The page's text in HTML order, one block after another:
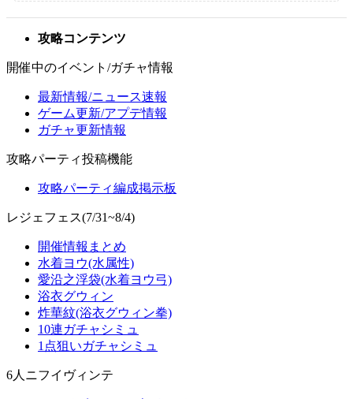
攻略コンテンツ
開催中のイベント/ガチャ情報
最新情報/ニュース速報
ゲーム更新/アプデ情報
ガチャ更新情報
攻略パーティ投稿機能
攻略パーティ編成掲示板
レジェフェス(7/31~8/4)
開催情報まとめ
水着ヨウ(水属性)
愛沿之浮袋(水着ヨウ弓)
浴衣グウィン
炸華紋(浴衣グウィン拳)
10連ガチャシミュ
1点狙いガチャシミュ
6人ニフイヴィンテ